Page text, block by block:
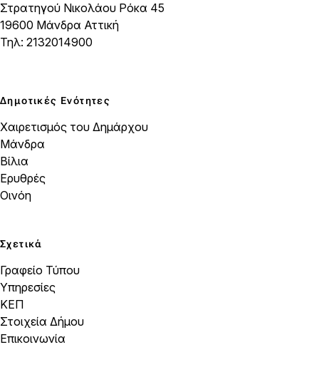
Στρατηγού Νικολάου Ρόκα 45
19600 Μάνδρα Αττική
Τηλ: 2132014900
Δημοτικές Ενότητες
Χαιρετισμός του Δημάρχου
Μάνδρα
Βίλια
Ερυθρές
Οινόη
Σχετικά
Γραφείο Τύπου
Υπηρεσίες
ΚΕΠ
Στοιχεία Δήμου
Επικοινωνία